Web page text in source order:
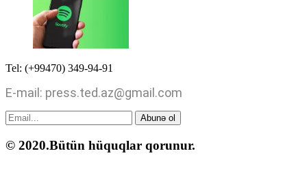
Tel: (+99470) 349-94-91
E-mail: press.ted.az@gmail.com
Abunə ol
© 2020.Bütün hüquqlar qorunur.